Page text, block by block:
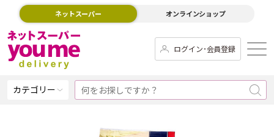
ネットスーパー オンラインショップ
ログイン･会員登録
カテゴリー